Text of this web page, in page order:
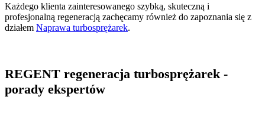
Każdego klienta zainteresowanego szybką, skuteczną i
profesjonalną regeneracją zachęcamy również do zapoznania się z
działem Naprawa turbosprężarek.
REGENT regeneracja turbosprężarek -
porady ekspertów